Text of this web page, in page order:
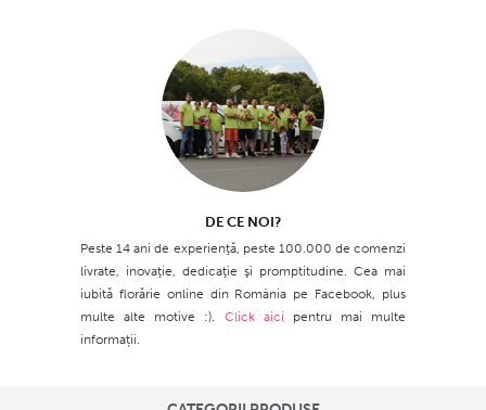
DE CE NOI?
Peste 14 ani de experienţă, peste 100.000 de comenzi
livrate, inovaţie, dedicaţie şi promptitudine. Cea mai
iubită florărie online din România pe Facebook, plus
multe alte motive :). Click aici pentru mai multe
informații.